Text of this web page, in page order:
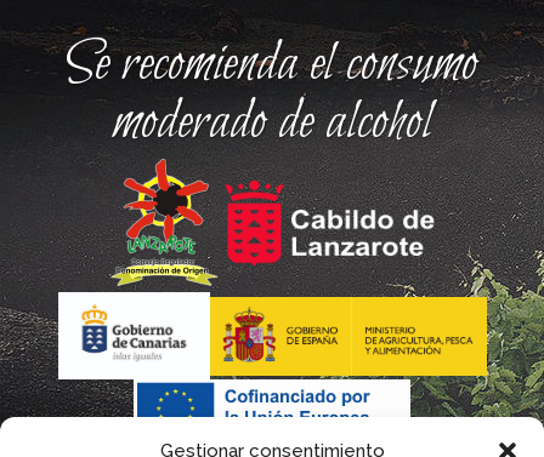
Gestionar consentimiento
Se recomienda el consumo
moderado de alcohol